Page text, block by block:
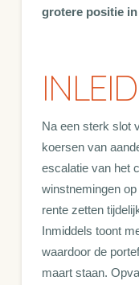
grotere positie
Na een sterk slot
koersen van
escalatie van het
winstnemingen
rente zetten
Inmiddels toont
waardoor de
maart staan.